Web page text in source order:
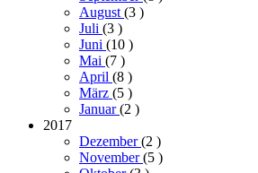
August(3 )
Juli (3 )
Juni (10 )
Mai (7 )
April (8 )
März (5 )
Januar(2 )
2017
Dezember(2 )
November(5 )